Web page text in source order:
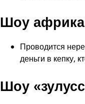
Шоу
Проводится
деньги в кепку,
Шоу